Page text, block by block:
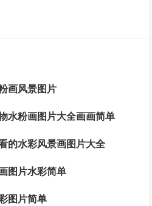
画风景图片
水粉画图片大全画画简单
的水彩风景画图片大全
图片水彩简单
图片简单